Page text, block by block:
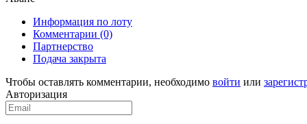
Информация по лоту
Комментарии (0)
Партнерство
Подача закрыта
Чтобы оставлять комментарии, необходимо войти или
Авторизация